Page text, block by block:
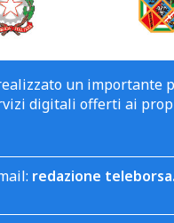
un importante
digitali offerti ai
redazione